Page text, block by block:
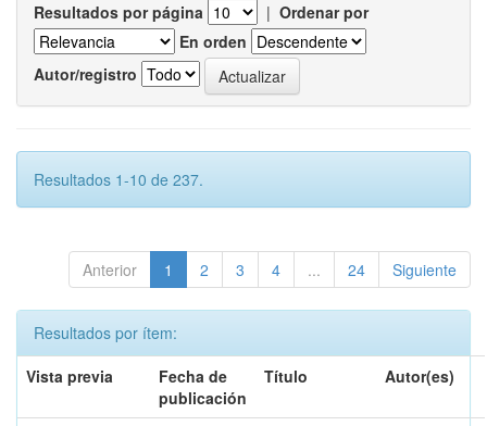
Resultados por página | Ordenar por
En orden
Autor/registro
Resultados 1-10 de 237.
Anterior 1 2 3 4 ... 24 Siguiente
Resultados por ítem:
Vista previa
Fecha de
publicación
Título Autor(es)